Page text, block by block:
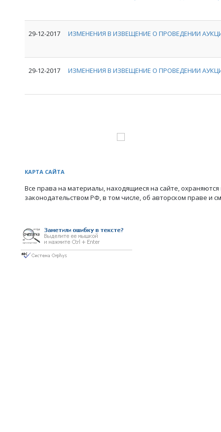
29-12-2017 ИЗМЕНЕНИЯ В ИЗВЕЩЕНИЕ О ПРОВЕДЕНИИ
29-12-2017 ИЗМЕНЕНИЯ В ИЗВЕЩЕНИЕ О ПРОВЕДЕНИИ
КАРТА САЙТА
Все права на материалы, находящиеся на сайте, охраняются
законодательством РФ, в том числе, об авторском праве и